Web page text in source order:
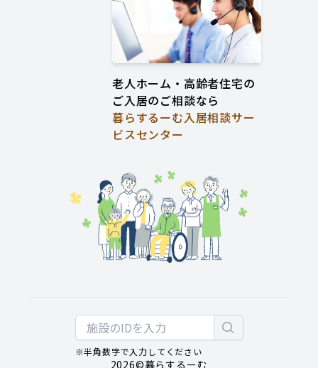
老人ホーム・高齢者住宅の
ご入居のご相談なら
暮らするーむ入居相談サー
ビスセンター
2026©暮らするーむ
※半角数字で入力してください